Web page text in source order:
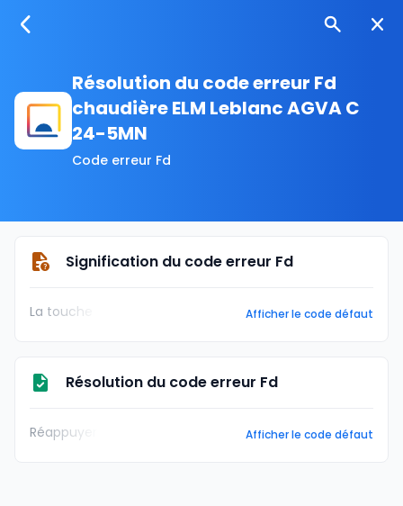
Résolution du code erreur Fd
chaudière ELM Leblanc AGVA C
24-5MN
Code erreur Fd
Signification du code erreur Fd
La touche Afficher le code défaut
Résolution du code erreur Fd
Réappuyer Afficher le code défaut